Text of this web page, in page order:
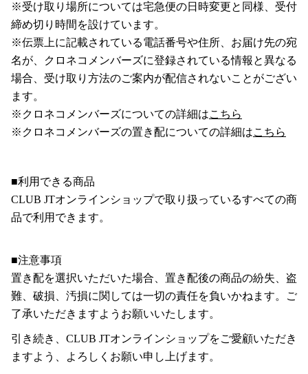
※受け取り場所については宅急便の日時変更と同様、受付
締め切り時間を設けています。
※伝票上に記載されている電話番号や住所、お届け先の宛
名が、クロネコメンバーズに登録されている情報と異なる
場合、受け取り方法のご案内が配信されないことがござい
ます。
※クロネコメンバーズについての詳細はこちら
※クロネコメンバーズの置き配についての詳細はこちら
■利用できる商品
CLUB JTオンラインショップで取り扱っているすべての商
品で利用できます。
■注意事項
置き配を選択いただいた場合、置き配後の商品の紛失、盗
難、破損、汚損に関しては一切の責任を負いかねます。ご
了承いただきますようお願いいたします。
引き続き、CLUB JTオンラインショップをご愛顧いただき
ますよう、よろしくお願い申し上げます。